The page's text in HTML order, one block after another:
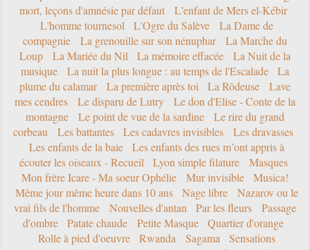
mort, leçons d'amnésie par défaut
L'enfant de Mers el-Kébir
L'homme tournesol
L'Ogre du Salève
La Dame de
compagnie
La grenouille sur son nénuphar
La Marche du
Loup
La Mariée du Nil La mémoire effacée
La Nuit de la
musique
La nuit la plus longue : au temps de l'Escalade
La
plume du calamar
La première après toi La Rôdeuse
Lave
mes cendres
Le disparu de Lutry
Le don d'Elise - Conte de la
montagne
Le point de vue de la sardine
Le rire du grand
corbeau
Les battantes Les cadavres invisibles
Les dravasses
Les enfants de la baie
Les enfants des rues m’ont appris à
écouter les oiseaux - Recueil
Lyon simple filature
Masques
Mon frère Icare - Ma soeur Ophélie
Mur invisible
Musica!
Même jour même heure dans 10 ans
Nage libre
Nazarov ou le
vrai fils de l'homme
Nouvelles d'antan Par les fleurs
Passage
d'ombre
Patate chaude Petite Masque
Quartier d'orange
Rolle à pied d'oeuvre
Rwanda Sagama
Sensations